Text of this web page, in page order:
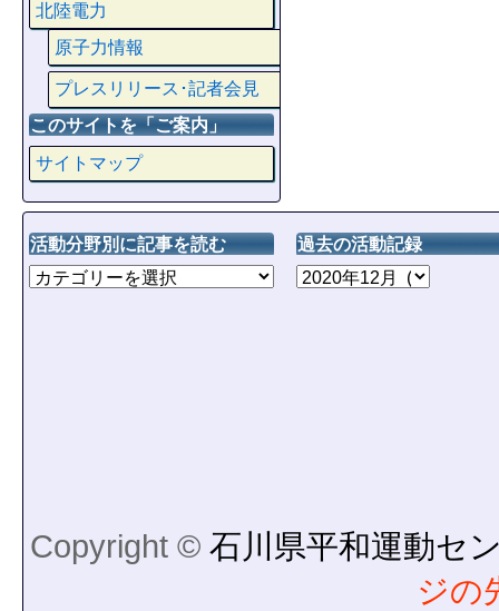
北陸電力
原子力情報
プレスリリース･記者会見
このサイトを「ご案内」
サイトマップ
活動分野別に記事を読む 過去の活動記録
Copyright © 石川県平和運動セ
ジの